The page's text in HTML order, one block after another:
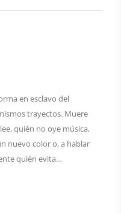
en esclavo del
trayectos. Muere
quién no oye música,
nuevo color o, a hablar
quién evita…